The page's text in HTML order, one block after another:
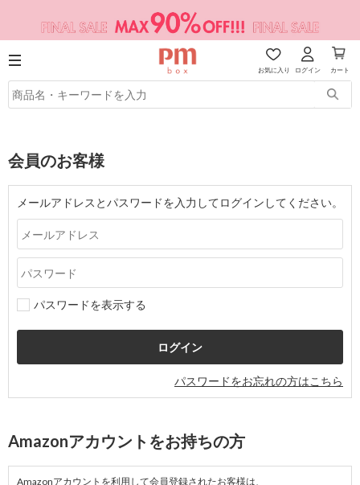
お気に入り ログイン カート
会員のお客様
メールアドレスとパスワードを入力してログインしてください。
パスワードを表示する
パスワードをお忘れの方はこちら
Amazonアカウントをお持ちの方
Amazonアカウントを利用して会員登録されたお客様は、